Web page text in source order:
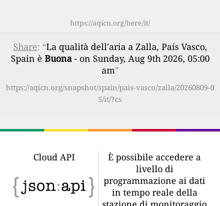
https://aqicn.org/here/it/
Share: “La qualità dell'aria a Zalla, País Vasco,
Spain è Buona- on Sunday, Aug 9th 2026, 05:00
am”
https://aqicn.org/snapshot/spain/pais-vasco/zalla/20260809-0
5/it/?cs
Cloud API
È possibile accedere a
livello di
programmazione ai dati
in tempo reale della